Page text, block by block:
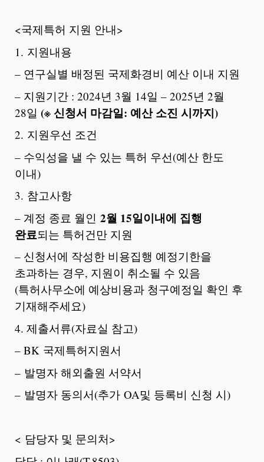
<국제특허 지원 안내>
1. 지원내용
– 연구실별 배정된 국제화경비 예산 이내 지원
– 지원기간 : 2024년 3월 14일 – 2025년 2월
28일 (※ 신청서 마감일: 예산 소진 시까지)
2. 지원우선 조건
– 수익성을 낼 수 있는 특허 우선(예산 한도
이내)
3. 참고사항
– 계정 종료 월인 2월 15일이내에 집행
완료되는 특허건만 지원
– 신청서에 작성한 비용집행 예정기한을
초과하는 경우, 지원이 취소될 수 있음
(특허사무소에 예상비용과 청구예정일 확인 후
기재해주세요)
4. 제출서류(자료실 참고)
– BK 국제특허지원서
– 발명자 해외출원 서약서
– 발명자 동의서(추가 OA및 등록비 신청 시)
< 담당자 및 문의처>